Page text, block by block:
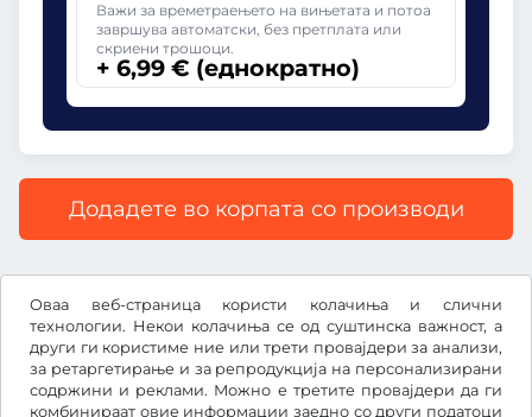
Оваа веб-страница користи колачиња и слични
технологии. Некои колачиња се од суштинска важност, а
други ги користиме ние или трети провајдери за анализи,
за ретаргетирање и за репродукција на персонализирани
содржини и реклами. Можно е третите провајдери да ги
комбинираат овие информации заедно со други податоци
Важи за времетраењето на вињетата и потоа
завршува автоматски, без претплата или
скриени трошоци.
+ 6,99 € (еднократно)
Додадете во корпата со производи
Сите цени со вклучен законски ДДВ.
€EUR